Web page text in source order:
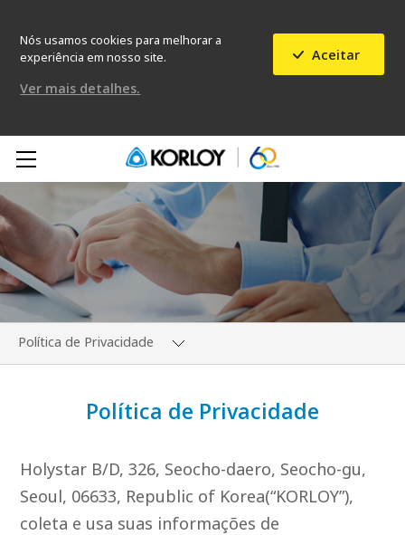
Nós usamos cookies para melhorar a
experiência em nosso site.
Aceitar
Ver mais detalhes.
Política de Privacidade
Política de Privacidade
Holystar B/D, 326, Seocho-daero, Seocho-gu,
Seoul, 06633, Republic of Korea(“KORLOY”),
coleta e usa suas informações de